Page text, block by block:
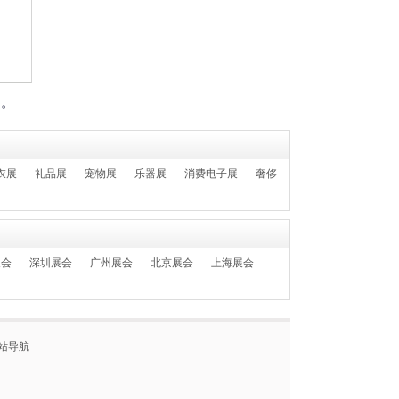
展 礼品展 宠物展 乐器展 消费电子展
奢侈
深圳展会 广州展会 北京展会
上海展会
导航